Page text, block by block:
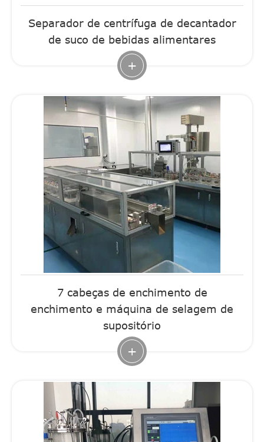
Separador de centrífuga de decantador
de suco de bebidas alimentares
+
7 cabeças de enchimento de
enchimento e máquina de selagem de
supositório
+